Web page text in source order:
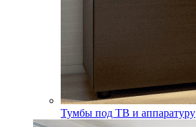
Тумбы под ТВ и аппаратуру